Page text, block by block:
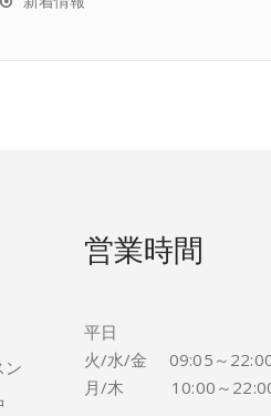
ン
営業時間
平日
火/水/金 09:05～
月/木 10:00～